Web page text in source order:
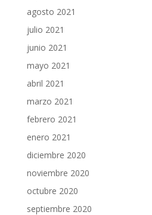
agosto 2021
julio 2021
junio 2021
mayo 2021
abril 2021
marzo 2021
febrero 2021
enero 2021
diciembre 2020
noviembre 2020
octubre 2020
septiembre 2020